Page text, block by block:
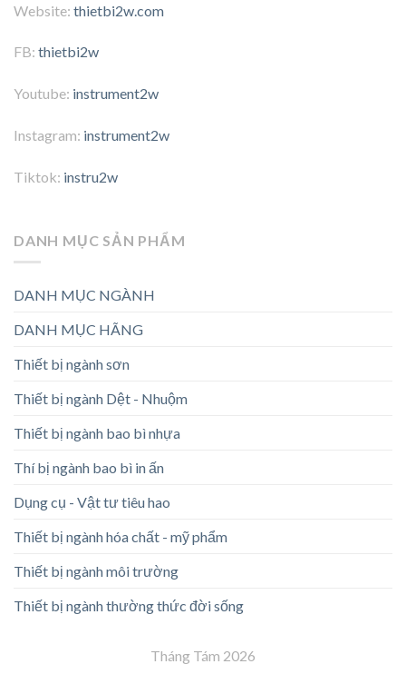
Website: thietbi2w.com
FB: thietbi2w
Youtube: instrument2w
Instagram: instrument2w
Tiktok: instru2w
DANH MỤC SẢN PHẨM
DANH MỤC NGÀNH
DANH MỤC HÃNG
Thiết bị ngành sơn
Thiết bị ngành Dệt - Nhuộm
Thiết bị ngành bao bì nhựa
Thí bị ngành bao bì in ấn
Dụng cụ - Vật tư tiêu hao
Thiết bị ngành hóa chất - mỹ phẩm
Thiết bị ngành môi trường
Thiết bị ngành thường thức đời sống
Tháng Tám 2026